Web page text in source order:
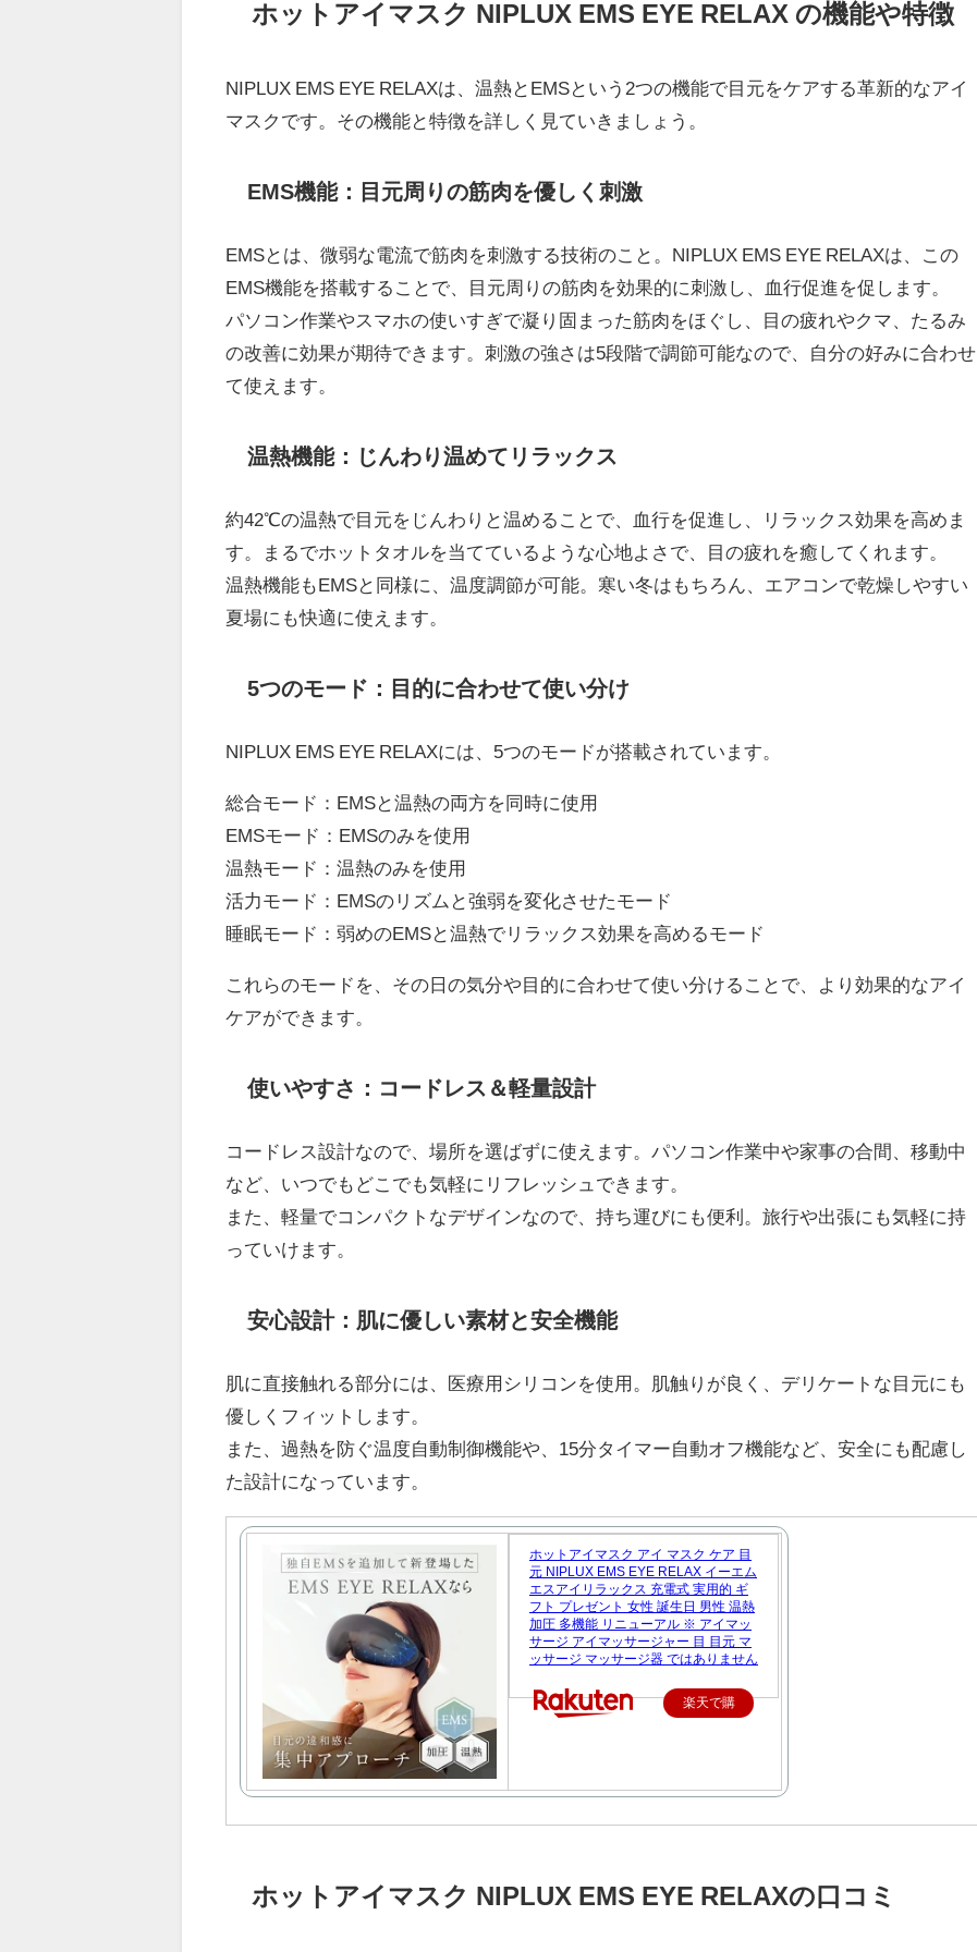
ホットアイマスク NIPLUX EMS EYE RELAX の機能や特徴
NIPLUX EMS EYE RELAXは、温熱とEMSという2つの機能で目元をケアする革新的なアイ
マスクです。その機能と特徴を詳しく見ていきましょう。
EMS機能：目元周りの筋肉を優しく刺激
EMSとは、微弱な電流で筋肉を刺激する技術のこと。NIPLUX EMS EYE RELAXは、この
EMS機能を搭載することで、目元周りの筋肉を効果的に刺激し、血行促進を促します。
パソコン作業やスマホの使いすぎで凝り固まった筋肉をほぐし、目の疲れやクマ、たるみ
の改善に効果が期待できます。刺激の強さは5段階で調節可能なので、自分の好みに合わせ
て使えます。
温熱機能：じんわり温めてリラックス
約42℃の温熱で目元をじんわりと温めることで、血行を促進し、リラックス効果を高めま
す。まるでホットタオルを当てているような心地よさで、目の疲れを癒してくれます。
温熱機能もEMSと同様に、温度調節が可能。寒い冬はもちろん、エアコンで乾燥しやすい
夏場にも快適に使えます。
5つのモード：目的に合わせて使い分け
NIPLUX EMS EYE RELAXには、5つのモードが搭載されています。
総合モード：EMSと温熱の両方を同時に使用
EMSモード：EMSのみを使用
温熱モード：温熱のみを使用
活力モード：EMSのリズムと強弱を変化させたモード
睡眠モード：弱めのEMSと温熱でリラックス効果を高めるモード
これらのモードを、その日の気分や目的に合わせて使い分けることで、より効果的なアイ
ケアができます。
使いやすさ：コードレス＆軽量設計
コードレス設計なので、場所を選ばずに使えます。パソコン作業中や家事の合間、移動中
など、いつでもどこでも気軽にリフレッシュできます。
また、軽量でコンパクトなデザインなので、持ち運びにも便利。旅行や出張にも気軽に持
っていけます。
安心設計：肌に優しい素材と安全機能
肌に直接触れる部分には、医療用シリコンを使用。肌触りが良く、デリケートな目元にも
優しくフィットします。
また、過熱を防ぐ温度自動制御機能や、15分タイマー自動オフ機能など、安全にも配慮し
た設計になっています。
ホットアイマスク アイ マスク ケア 目
元 NIPLUX EMS EYE RELAX イーエム
エスアイリラックス 充電式 実用的 ギ
フト プレゼント 女性 誕生日 男性 温熱
加圧 多機能 リニューアル ※ アイマッ
サージ アイマッサージャー 目 目元 マ
ッサージ マッサージ器 ではありません
楽天で購
ホットアイマスク NIPLUX EMS EYE RELAXの口コミ